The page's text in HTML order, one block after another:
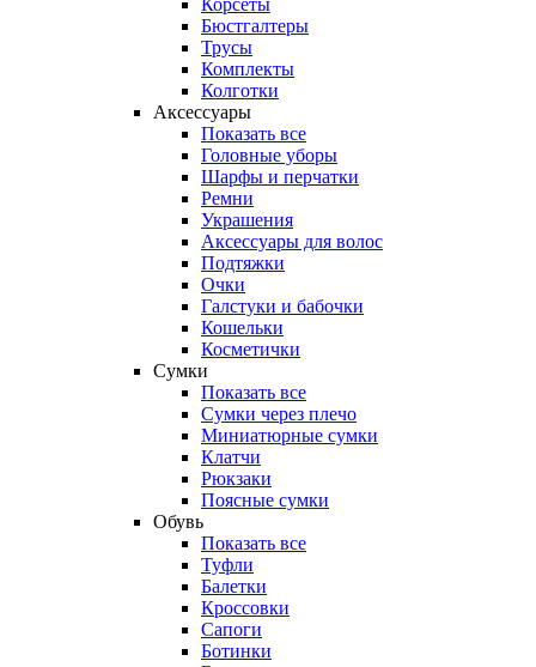
Корсеты
Бюстгалтеры
Трусы
Комплекты
Колготки
Аксессуары
Показать все
Головные уборы
Шарфы и перчатки
Ремни
Украшения
Аксессуары для волос
Подтяжки
Очки
Галстуки и бабочки
Кошельки
Косметички
Сумки
Показать все
Сумки через плечо
Миниатюрные cумки
Клатчи
Рюкзаки
Поясные сумки
Обувь
Показать все
Туфли
Балетки
Кроссовки
Сапоги
Ботинки